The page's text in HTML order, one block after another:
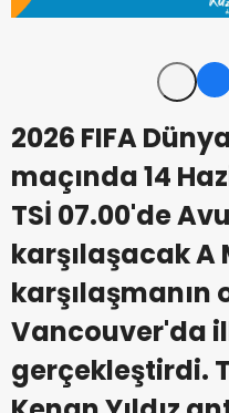
2026 FIFA
maçında 14
TSİ 07.00'de
karşılaşacak A
karşılaşmanın
Vancouver'da
gerçekleştirdi.